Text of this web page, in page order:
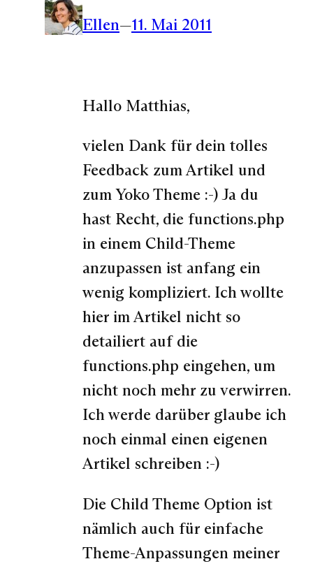
Ellen—11. Mai 2011
Hallo Matthias,
vielen Dank für dein tolles
Feedback zum Artikel und
zum Yoko Theme :-) Ja du
hast Recht, die functions.php
in einem Child-Theme
anzupassen ist anfang ein
wenig kompliziert. Ich wollte
hier im Artikel nicht so
detailiert auf die
functions.php eingehen, um
nicht noch mehr zu verwirren.
Ich werde darüber glaube ich
noch einmal einen eigenen
Artikel schreiben :-)
Die Child Theme Option ist
nämlich auch für einfache
Theme-Anpassungen meiner